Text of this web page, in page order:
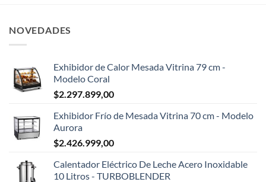
NOVEDADES
Exhibidor de Calor Mesada Vitrina 79 cm -
Modelo Coral
$2.297.899,00
Exhibidor Frío de Mesada Vitrina 70 cm - Modelo
Aurora
$2.426.999,00
Calentador Eléctrico De Leche Acero Inoxidable
10 Litros - TURBOBLENDER